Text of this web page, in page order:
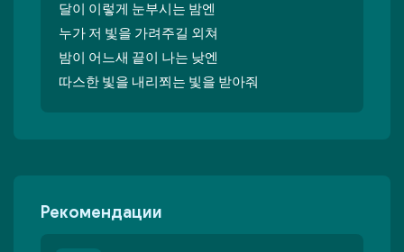
달이 이렇게 눈부시는 밤엔
누가 저 빛을 가려주길 외쳐
밤이 어느새 끝이 나는 낮엔
따스한 빛을 내리쬐는 빛을 받아줘
Рекомендации